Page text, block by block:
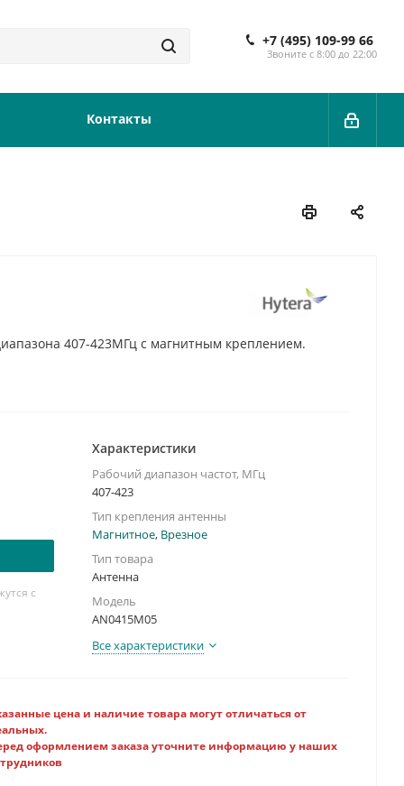
+7 (495) 109-99 66
Звоните с 8:00 до 22:00
Контакты
407-423МГц с магнитным креплением.
с
Характеристики
Рабочий диапазон частот, МГц
407-423
Тип крепления антенны
Магнитное, Врезное
Тип товара
Антенна
Модель
AN0415M05
Все характеристики
цена и наличие товара могут отличаться от
оформлением заказа уточните информацию у наших